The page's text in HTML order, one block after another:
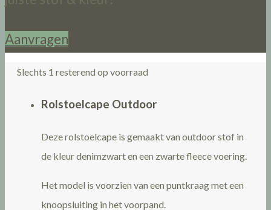
Aanvragen
Slechts 1 resterend op voorraad
Rolstoelcape Outdoor
Deze rolstoelcape is gemaakt van outdoor stof in
de kleur denimzwart en een zwarte fleece voering.
Het model is voorzien van een puntkraag met een
knoopsluiting in het voorpand.